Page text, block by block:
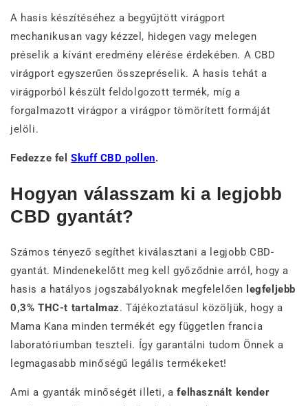
A hasis készítéséhez a begyűjtött virágport
mechanikusan vagy kézzel, hidegen vagy melegen
préselik a kívánt eredmény elérése érdekében. A CBD
virágport egyszerűen összepréselik. A hasis tehát a
virágporból készült feldolgozott termék, míg a
forgalmazott virágpor a virágpor tömörített formáját
jelöli.
Fedezze felSkuff CBD pollen.
Hogyan válasszam ki a legjobb
CBD gyantát?
Számos tényező segíthet kiválasztani a legjobb CBD-
gyantát. Mindenekelőtt meg kell győződnie arról, hogy a
hasis a hatályos jogszabályoknak megfelelően legfeljebb
0,3% THC-t tartalmaz. Tájékoztatásul közöljük, hogy a
Mama Kana minden termékét egy független francia
laboratóriumban teszteli. Így garantálni tudom Önnek a
legmagasabb minőségű legális termékeket!
Ami a gyanták minőségét illeti, afelhasznált kender